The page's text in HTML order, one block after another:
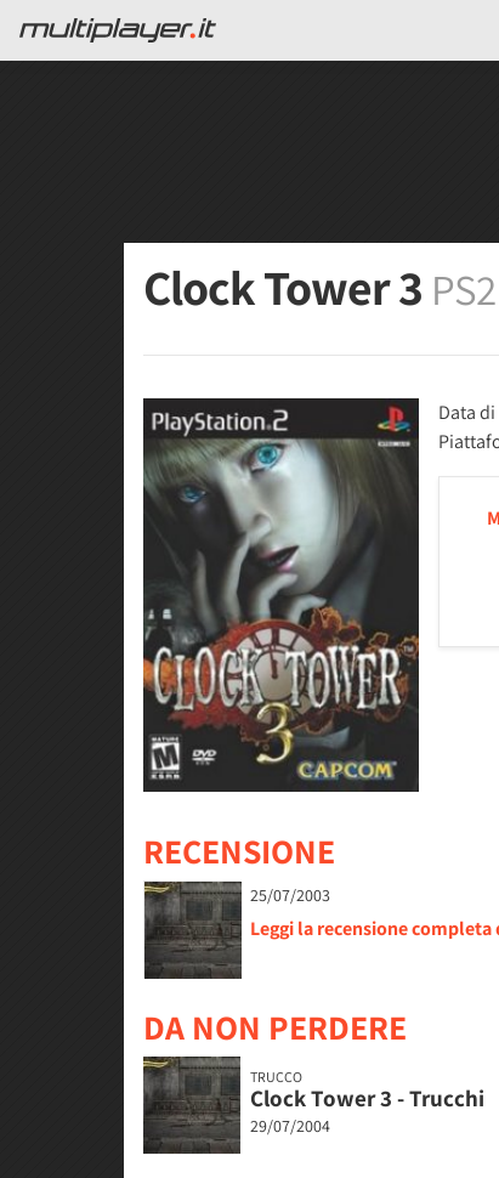
Clock Tower 3 PS2
Data
RECENSIONE
25/07/2003
Leggi la recensione
DA NON PERDERE
TRUCCO
Clock Tower 3 - Trucchi
29/07/2004